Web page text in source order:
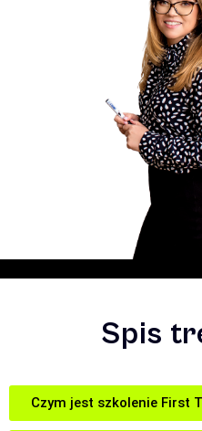
Spis
Czym jest szkolenie First